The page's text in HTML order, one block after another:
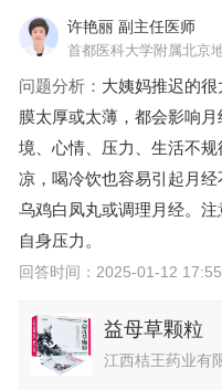
许艳丽 副主任医师
首都医科大学附属北京
问题分析： 大姨妈推迟的
膜太厚或太薄，都会影响
境、心情、压力、生活不
凉，喝冷饮也容易引起月经
乌鸡白凤丸或调理月经。
自身压力。
回答时间：2025-01-12 17:55
益母草颗粒
江西桔王药业有